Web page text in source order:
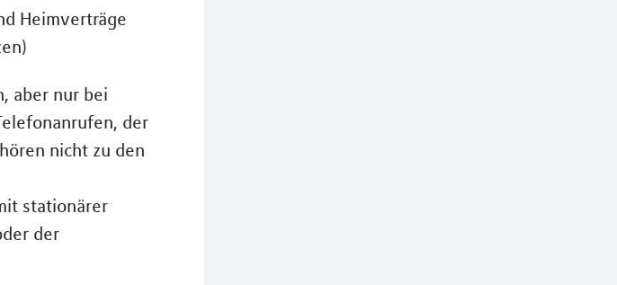
Heimverträge
aber nur bei
der
nicht zu den
stationärer
der